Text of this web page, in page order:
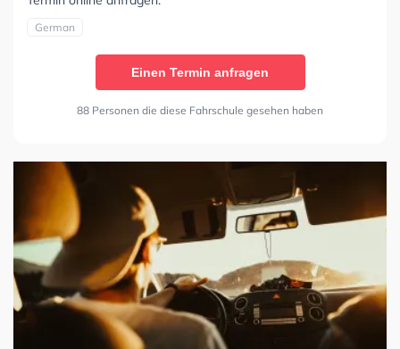
German
Einen Termin anfragen
88 Personen die diese Fahrschule gesehen haben